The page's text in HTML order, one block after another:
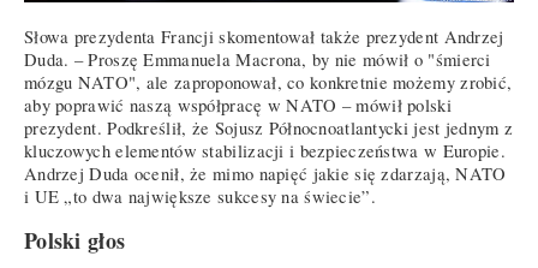
Słowa prezydenta Francji skomentował także prezydent Andrzej
Duda. – Proszę Emmanuela Macrona, by nie mówił o "śmierci
mózgu NATO", ale zaproponował, co konkretnie możemy zrobić,
aby poprawić naszą współpracę w NATO – mówił polski
prezydent. Podkreślił, że Sojusz Północnoatlantycki jest jednym z
kluczowych elementów stabilizacji i bezpieczeństwa w Europie.
Andrzej Duda ocenił, że mimo napięć jakie się zdarzają, NATO
i UE „to dwa największe sukcesy na świecie”.
Polski głos